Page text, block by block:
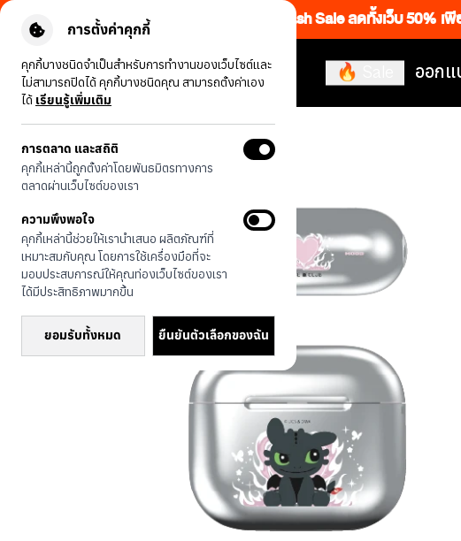
การตั้งค่าคุกกี้
คุกกี้บางชนิดจำเป็นสำหรับการทำงานของเว็บไซต์และ
ไม่สามารถปิดได้ คุกกี้บางชนิดคุณ สามารถตั้งค่าเอง
ได้ เรียนรู้เพิ่มเติม
การตลาด และสถิติ
คุกกี้เหล่านี้ถูกตั้งค่าโดยพันธมิตรทางการ
ตลาดผ่านเว็บไซต์ของเรา
ความพึงพอใจ
คุกกี้เหล่านี้ช่วยให้เรานำเสนอ ผลิตภัณฑ์ที่
เหมาะสมกับคุณ โดยการใช้เครื่องมือที่จะ
มอบประสบการณ์ให้คุณท่องเว็บไซต์ของเรา
ได้มีประสิทธิภาพมากขึ้น
ยอมรับทั้งหมด ยืนยันตัวเลือกของฉัน
Flash Sale ลดทั้งเว็บ 50%
🔥 Sale ออกแ
รุ่นทั้งหมด เขี้ยวกุด ราตรีพิโรธ